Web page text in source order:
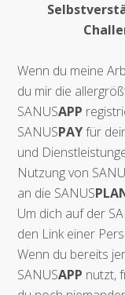
Wenn du meine
du mir die
SANUSAPP
SANUSPAYfür
und
Nutzung von
an die SANUS
Um dich auf der
den Link einer
Wenn du bereits
SANUSAPP nutzt,